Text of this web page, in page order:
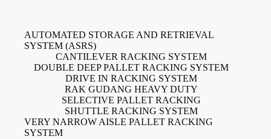
AUTOMATED STORAGE AND RETRIEVAL
SYSTEM (ASRS)
CANTILEVER RACKING SYSTEM
DOUBLE DEEP PALLET RACKING SYSTEM
DRIVE IN RACKING SYSTEM
RAK GUDANG HEAVY DUTY
SELECTIVE PALLET RACKING
SHUTTLE RACKING SYSTEM
VERY NARROW AISLE PALLET RACKING
SYSTEM